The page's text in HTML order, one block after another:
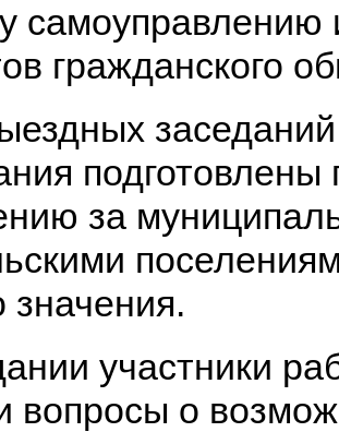
самоуправлению
гражданского
за
значения.
участники
вопросы о